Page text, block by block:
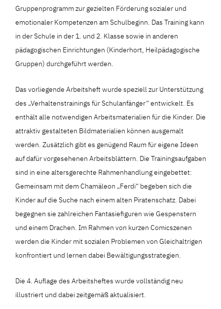
Gruppenprogramm zur gezielten Förderung sozialer und
emotionaler Kompetenzen am Schulbeginn. Das Training kann
in der Schule in der 1. und 2. Klasse sowie in anderen
pädagogischen Einrichtungen (Kinderhort, Heilpädagogische
Gruppen) durchgeführt werden.
Das vorliegende Arbeitsheft wurde speziell zur Unterstützung
des „Verhaltenstrainings für Schulanfänger“ entwickelt. Es
enthält alle notwendigen Arbeitsmaterialien für die Kinder. Die
attraktiv gestalteten Bildmaterialien können ausgemalt
werden. Zusätzlich gibt es genügend Raum für eigene Ideen
auf dafür vorgesehenen Arbeitsblättern. Die Trainingsaufgaben
sind in eine altersgerechte Rahmenhandlung eingebettet:
Gemeinsam mit dem Chamäleon „Ferdi“ begeben sich die
Kinder auf die Suche nach einem alten Piratenschatz. Dabei
begegnen sie zahlreichen Fantasiefiguren wie Gespenstern
und einem Drachen. Im Rahmen von kurzen Comicszenen
werden die Kinder mit sozialen Problemen von Gleichaltrigen
konfrontiert und lernen dabei Bewältigungsstrategien.
Die 4. Auflage des Arbeitsheftes wurde vollständig neu
illustriert und dabei zeitgemäß aktualisiert.